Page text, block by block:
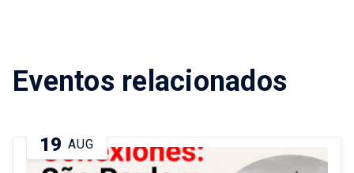
Eventos relacionados
19 AUG